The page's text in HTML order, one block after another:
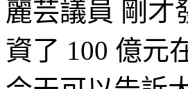
麗芸議員 剛才
資了 100 億元